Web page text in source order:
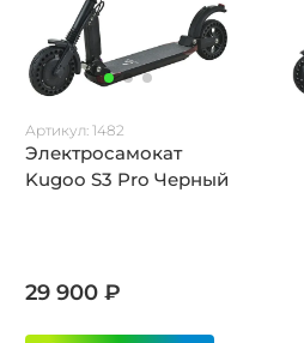
Артикул: 1482
Электросамокат
Kugoo S3 Pro Черный
29 900 ₽